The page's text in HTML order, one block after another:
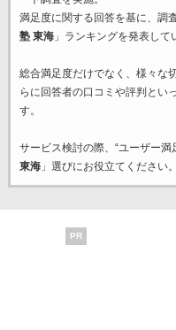
満足度に関する回答を基に、調
塾 東海」ランキングを発表して
総合満足度だけでなく、様々な
らに回答者の口コミや評判とい
す。
サービス検討の際、“ユーザー満
東海」選びにお役立てください。
PR